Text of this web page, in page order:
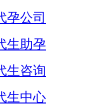
孕公司
生助孕
生咨询
生中心